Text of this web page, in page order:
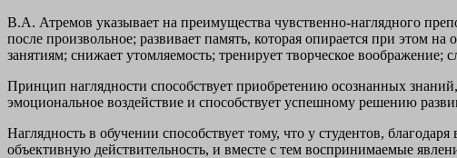
В.А. Атремов указывает на преимущества чувственно-наглядного
после произвольное; развивает память, которая опирается при этом
занятиям; снижает утомляемость; тренирует творческое
Принцип наглядности способствует приобретению осознанных
эмоциональное воздействие и способствует успешному решению
Наглядность в обучении способствует тому, что у студентов,
объективную действительность, и вместе с тем воспринимаемые